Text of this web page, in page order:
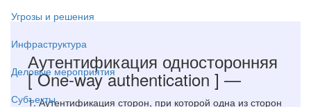
Угрозы и решения
Инфраструктура
Деловые мероприятия
Субъекты
Аутентификация односторонняя
[ One-way authentication ] —
1. Аутентификация сторон, при которой одна из сторон